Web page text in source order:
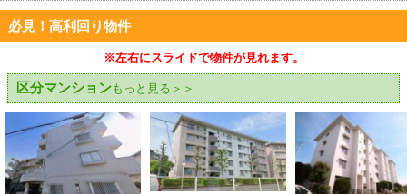
必見！高利回り物件
※左右にスライドで物件が見れます。
区分マンションもっと見る＞＞